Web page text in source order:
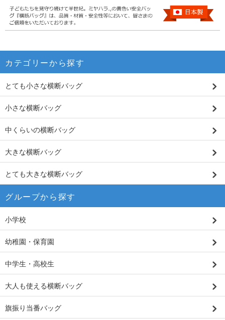
カテゴリーから探す
とても小さな横断バッグ
小さな横断バッグ
中くらいの横断バッグ
大きな横断バッグ
とても大きな横断バッグ
グループから探す
小学校
幼稚園・保育園
中学生・高校生
大人も使える横断バッグ
旗振り当番バッグ